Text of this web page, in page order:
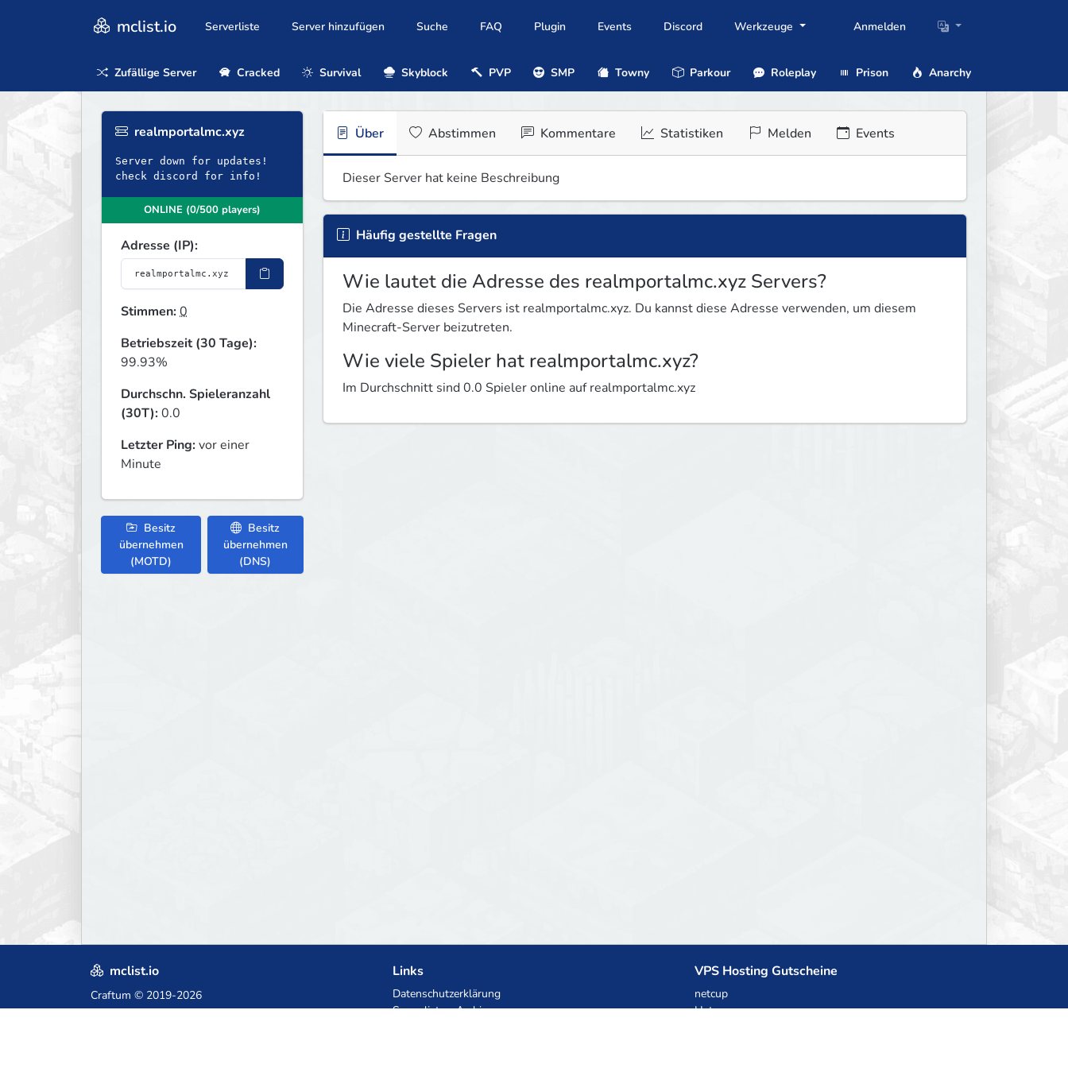
mclist.io Serverliste Server hinzufügen Suche FAQ Plugin Events Discord Werkzeuge Anmelden
Zufällige Server Cracked Survival Skyblock PVP SMP Towny Parkour Roleplay Prison Anarchy
realmportalmc.xyz
Server down for updates!
check discord for info!
ONLINE (0/500 players)
Adresse (IP):
Stimmen:0
Betriebszeit (30 Tage):
99.93%
Durchschn. Spieleranzahl
(30T):0.0
Letzter Ping:vor einer
Minute
Besitz
übernehmen
(MOTD)
Besitz
übernehmen
(DNS)
Über Abstimmen Kommentare Statistiken Melden Events
Dieser Server hat keine Beschreibung
Häufig gestellte Fragen
Wie lautet die Adresse des realmportalmc.xyz Servers?
Die Adresse dieses Servers ist realmportalmc.xyz. Du kannst diese Adresse verwenden, um diesem
Minecraft-Server beizutreten.
Wie viele Spieler hat realmportalmc.xyz?
Im Durchschnitt sind 0.0 Spieler online auf realmportalmc.xyz
mclist.io
Craftum © 2019-2026
Links
Datenschutzerklärung
Serverlisten-Archiv
VPS Hosting Gutscheine
netcup
Hetzner